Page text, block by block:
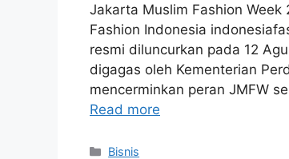
Jakarta Muslim Fashion Week
Fashion Indonesia
resmi diluncurkan pada 12
digagas oleh Kementerian
mencerminkan peran JMFW
Read more
Categories
Bisnis